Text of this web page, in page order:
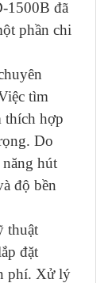
1500B đã
phần chi
tìm
thích hợp
Do
hút
độ bền
thuật
đặt
phí. Xử lý